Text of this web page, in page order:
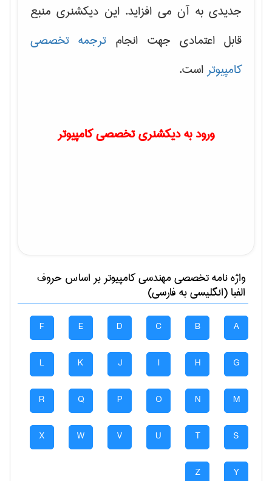
جدیدی به آن می افزاید. این دیکشنری منبع
قابل اعتمادی جهت انجام ترجمه تخصصی
کامپیوتراست.
ورود به دیکشنری تخصصی کامپیوتر
واژه نامه تخصصیمهندسی كامپيوتربر اساس حروف
الفبا (انگلیسی به فارسی)
A
B
C
D
E
F
G
H
I
J
K
L
M
N
O
P
Q
R
S
T
U
V
W
X
Y
Z